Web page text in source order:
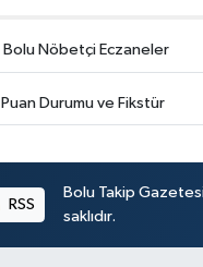
Bolu Nöbetçi Eczaneler
Puan Durumu ve Fikstür
RSS
Bolu Takip
saklıdır.